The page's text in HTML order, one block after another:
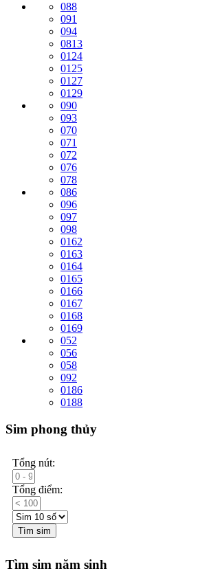
088
091
094
0813
0124
0125
0127
0129
090
093
070
071
072
076
078
086
096
097
098
0162
0163
0164
0165
0166
0167
0168
0169
052
056
058
092
0186
0188
Sim phong thủy
Tổng nút:
Tổng điểm:
Tìm sim
Tìm sim năm sinh